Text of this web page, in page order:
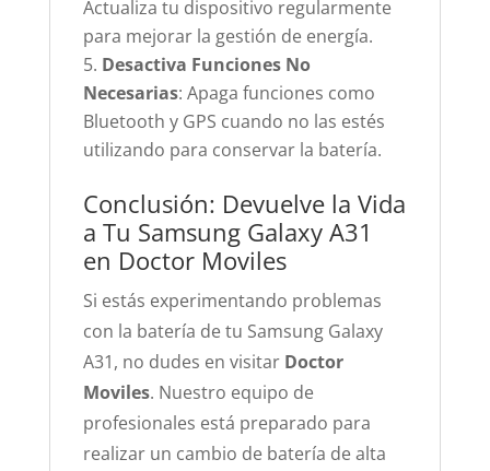
Actualiza tu dispositivo regularmente
para mejorar la gestión de energía.
Desactiva Funciones No
Necesarias: Apaga funciones como
Bluetooth y GPS cuando no las estés
utilizando para conservar la batería.
Conclusión: Devuelve la Vida
a Tu Samsung Galaxy A31
en Doctor Moviles
Si estás experimentando problemas
con la batería de tu Samsung Galaxy
A31, no dudes en visitar Doctor
Moviles. Nuestro equipo de
profesionales está preparado para
realizar un cambio de batería de alta